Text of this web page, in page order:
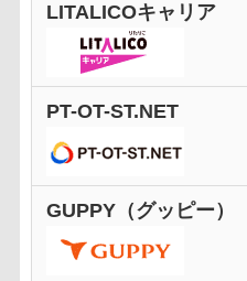
LITALICOキャリア
PT-OT-ST.NET
GUPPY（グッピー）